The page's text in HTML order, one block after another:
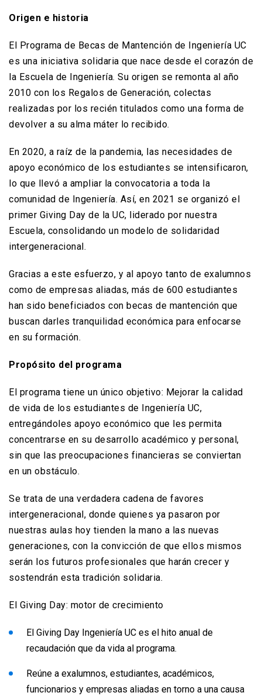
Origen e historia
El Programa de Becas de Mantención de Ingeniería UC
es una iniciativa solidaria que nace desde el corazón de
la Escuela de Ingeniería. Su origen se remonta al año
2010 con los Regalos de Generación, colectas
realizadas por los recién titulados como una forma de
devolver a su alma máter lo recibido.
En 2020, a raíz de la pandemia, las necesidades de
apoyo económico de los estudiantes se intensificaron,
lo que llevó a ampliar la convocatoria a toda la
comunidad de Ingeniería. Así, en 2021 se organizó el
primer Giving Day de la UC, liderado por nuestra
Escuela, consolidando un modelo de solidaridad
intergeneracional.
Gracias a este esfuerzo, y al apoyo tanto de exalumnos
como de empresas aliadas, más de 600 estudiantes
han sido beneficiados con becas de mantención que
buscan darles tranquilidad económica para enfocarse
en su formación.
Propósito del programa
El programa tiene un único objetivo: Mejorar la calidad
de vida de los estudiantes de Ingeniería UC,
entregándoles apoyo económico que les permita
concentrarse en su desarrollo académico y personal,
sin que las preocupaciones financieras se conviertan
en un obstáculo.
Se trata de una verdadera cadena de favores
intergeneracional, donde quienes ya pasaron por
nuestras aulas hoy tienden la mano a las nuevas
generaciones, con la convicción de que ellos mismos
serán los futuros profesionales que harán crecer y
sostendrán esta tradición solidaria.
El Giving Day: motor de crecimiento
El Giving Day Ingeniería UC es el hito anual de
recaudación que da vida al programa.
Reúne a exalumnos, estudiantes, académicos,
funcionarios y empresas aliadas en torno a una causa